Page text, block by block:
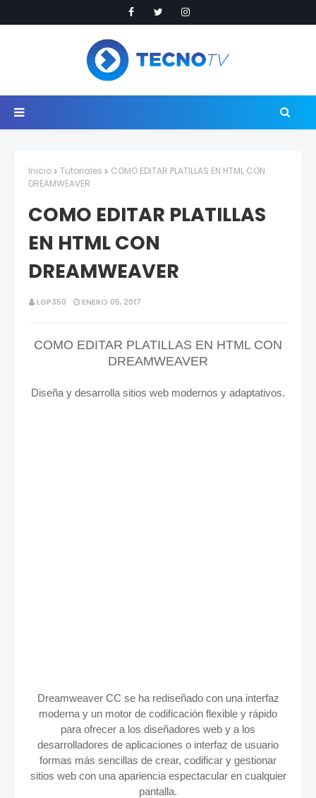
Inicio Tutoriales
COMO EDITAR PLATILLAS EN HTML CON
DREAMWEAVER
COMO EDITAR PLATILLAS
EN HTML CON
DREAMWEAVER
LGP350 ENERO 05, 2017
COMO EDITAR PLATILLAS EN HTML CON
DREAMWEAVER
Diseña y desarrolla sitios web modernos y adaptativos.
Dreamweaver CC se ha rediseñado con una interfaz
moderna y un motor de codificación flexible y rápido
para ofrecer a los diseñadores web y a los
desarrolladores de aplicaciones o interfaz de usuario
formas más sencillas de crear, codificar y gestionar
sitios web con una apariencia espectacular en cualquier
pantalla.